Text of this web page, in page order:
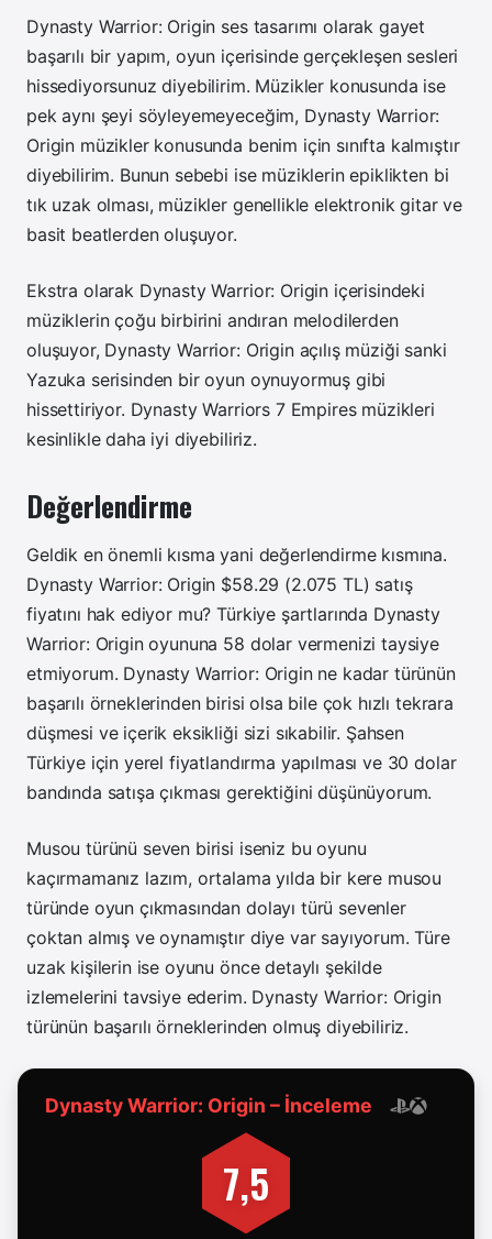
Dynasty Warrior: Origin ses tasarımı olarak gayet
başarılı bir yapım, oyun içerisinde gerçekleşen sesleri
hissediyorsunuz diyebilirim. Müzikler konusunda ise
pek aynı şeyi söyleyemeyeceğim, Dynasty Warrior:
Origin müzikler konusunda benim için sınıfta kalmıştır
diyebilirim. Bunun sebebi ise müziklerin epiklikten bi
tık uzak olması, müzikler genellikle elektronik gitar ve
basit beatlerden oluşuyor.
Ekstra olarak Dynasty Warrior: Origin içerisindeki
müziklerin çoğu birbirini andıran melodilerden
oluşuyor, Dynasty Warrior: Origin açılış müziği sanki
Yazuka serisinden bir oyun oynuyormuş gibi
hissettiriyor. Dynasty Warriors 7 Empires müzikleri
kesinlikle daha iyi diyebiliriz.
Değerlendirme
Geldik en önemli kısma yani değerlendirme kısmına.
Dynasty Warrior: Origin $58.29 (2.075 TL) satış
fiyatını hak ediyor mu? Türkiye şartlarında Dynasty
Warrior: Origin oyununa 58 dolar vermenizi taysiye
etmiyorum. Dynasty Warrior: Origin ne kadar türünün
başarılı örneklerinden birisi olsa bile çok hızlı tekrara
düşmesi ve içerik eksikliği sizi sıkabilir. Şahsen
Türkiye için yerel fiyatlandırma yapılması ve 30 dolar
bandında satışa çıkması gerektiğini düşünüyorum.
Musou türünü seven birisi iseniz bu oyunu
kaçırmamanız lazım, ortalama yılda bir kere musou
türünde oyun çıkmasından dolayı türü sevenler
çoktan almış ve oynamıştır diye var sayıyorum. Türe
uzak kişilerin ise oyunu önce detaylı şekilde
izlemelerini tavsiye ederim. Dynasty Warrior: Origin
türünün başarılı örneklerinden olmuş diyebiliriz.
Dynasty Warrior: Origin – İnceleme
7,5